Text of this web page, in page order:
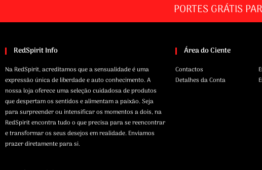
PORTES GRÁTIS
RedSpirit Info
Na RedSpirit, acreditamos que a sensualidade é uma
expressão única de liberdade e auto conhecimento. A
nossa loja oferece uma seleção cuidadosa de produtos
que despertam os sentidos e alimentam a paixão. Seja
para surpreender ou intensificar os momentos a dois, na
RedSpirit encontra tudo o que precisa para se reencontrar
e transformar os seus desejos em realidade. Enviamos
prazer diretamente para si.
Área do Ciente
Contactos
Detalhes da Conta